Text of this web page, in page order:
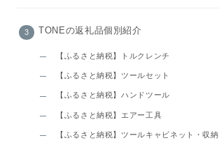
TONEの返礼品個別紹介
【ふるさと納税】トルクレンチ
【ふるさと納税】ツールセット
【ふるさと納税】ハンドツール
【ふるさと納税】エアー工具
【ふるさと納税】ツールキャビネット・収納